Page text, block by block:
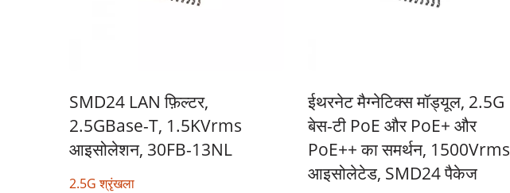
SMD24 LAN फ़िल्टर,
2.5GBase-T, 1.5KVrms
आइसोलेशन, 30FB-13NL
2.5G श्रृंखला
ईथरनेट मैग्नेटिक्स मॉड्यूल, 2.5G
बेस-टी PoE और PoE+ और
PoE++ का समर्थन, 1500Vrms
आइसोलेटेड, SMD24 पैकेज